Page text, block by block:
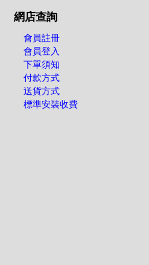
網店查詢
會員註冊
會員登入
下單須知
付款方式
送貨方式
標準安裝收費